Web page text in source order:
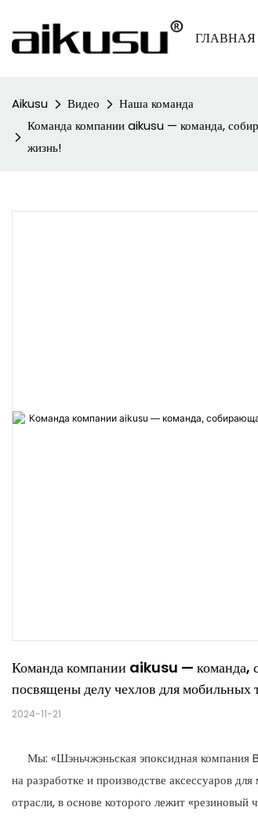
ГЛАВНАЯ
Aikusu Видео
Наша команда
Команда компании aikusu — команда,
жизнь!
Команда компании aikusu — команда,
посвящены делу чехлов для
2024-11-21
Мы: «Шэньчжэньская эпоксидная компания
на разработке и производстве аксессуаров
отрасли, в основе которого лежит «резиновый